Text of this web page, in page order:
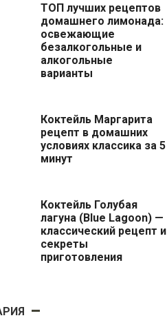
ТОП лучших рецептов
домашнего лимонада:
освежающие
безалкогольные и
алкогольные
варианты
Коктейль Маргарита
рецепт в домашних
условиях классика за 5
минут
Коктейль Голубая
лагуна (Blue Lagoon) —
классический рецепт и
секреты
приготовления